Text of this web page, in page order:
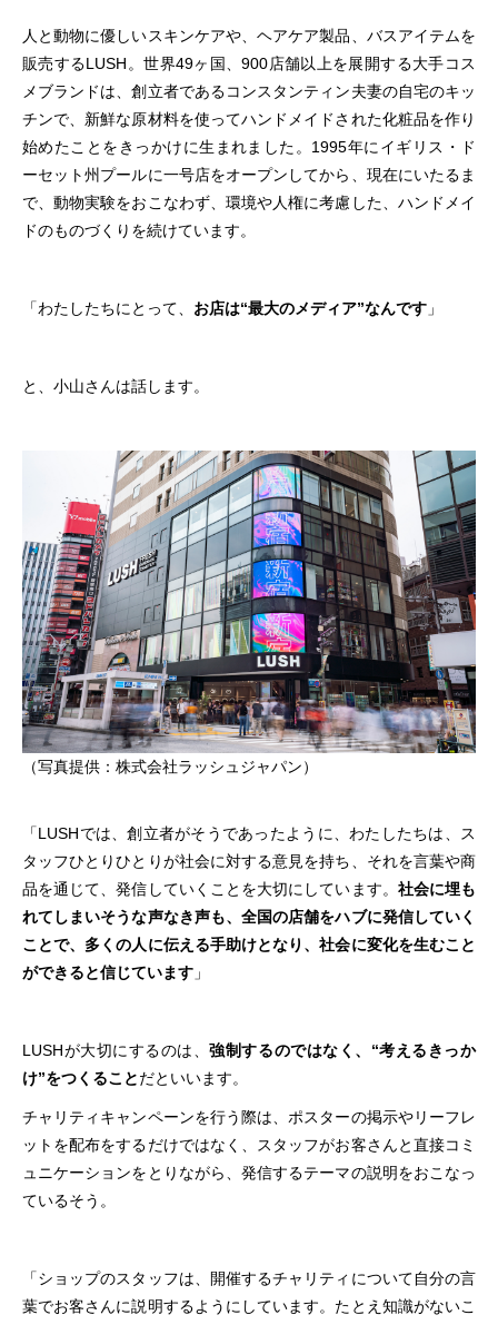
人と動物に優しいスキンケアや、ヘアケア製品、バスアイテムを
販売するLUSH。世界49ヶ国、900店舗以上を展開する大手コス
メブランドは、創立者であるコンスタンティン夫妻の自宅のキッ
チンで、新鮮な原材料を使ってハンドメイドされた化粧品を作り
始めたことをきっかけに生まれました。1995年にイギリス・ド
ーセット州プールに一号店をオープンしてから、現在にいたるま
で、動物実験をおこなわず、環境や人権に考慮した、ハンドメイ
ドのものづくりを続けています。
「わたしたちにとって、 お店は“最大のメディア”なんです 」
と、小山さんは話します。
（写真提供：株式会社ラッシュジャパン）
「LUSHでは、創立者がそうであったように、わたしたちは、ス
タッフひとりひとりが社会に対する意見を持ち、それを言葉や商
品を通じて、発信していくことを大切にしています。 社会に埋も
れてしまいそうな声なき声も、全国の店舗をハブに発信していく
ことで、多くの人に伝える手助けとなり、社会に変化を生むこと
ができると信じています 」
LUSHが大切にするのは、強制するのではなく、“考えるきっか
け”をつくることだといいます。
チャリティキャンペーンを行う際は、ポスターの掲示やリーフレ
ットを配布をするだけではなく、スタッフがお客さんと直接コミ
ュニケーションをとりながら、発信するテーマの説明をおこなっ
ているそう。
「ショップのスタッフは、開催するチャリティについて自分の言
葉でお客さんに説明するようにしています。たとえ知識がないこ